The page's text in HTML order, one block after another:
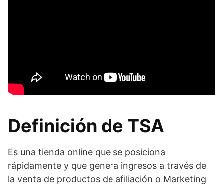
Definición de TSA
Es una tienda online que se posiciona
rápidamente y que genera ingresos a través de
la venta de productos de afiliación o Marketing